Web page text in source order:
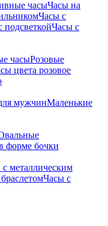
часыЧасы на
Часы с
подсветкойЧасы с
часыРозовые
цвета розовое
мужчинМаленькие
форме бочки
металлическим
Часы с